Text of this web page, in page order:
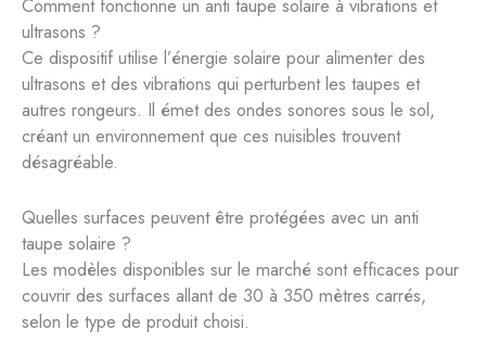
Comment fonctionne un anti taupe solaire à vibrations et
ultrasons ?
Ce dispositif utilise l’énergie solaire pour alimenter des
ultrasons et des vibrations qui perturbent les taupes et
autres rongeurs. Il émet des ondes sonores sous le sol,
créant un environnement que ces nuisibles trouvent
désagréable.
Quelles surfaces peuvent être protégées avec un anti
taupe solaire ?
Les modèles disponibles sur le marché sont efficaces pour
couvrir des surfaces allant de 30 à 350 mètres carrés,
selon le type de produit choisi.